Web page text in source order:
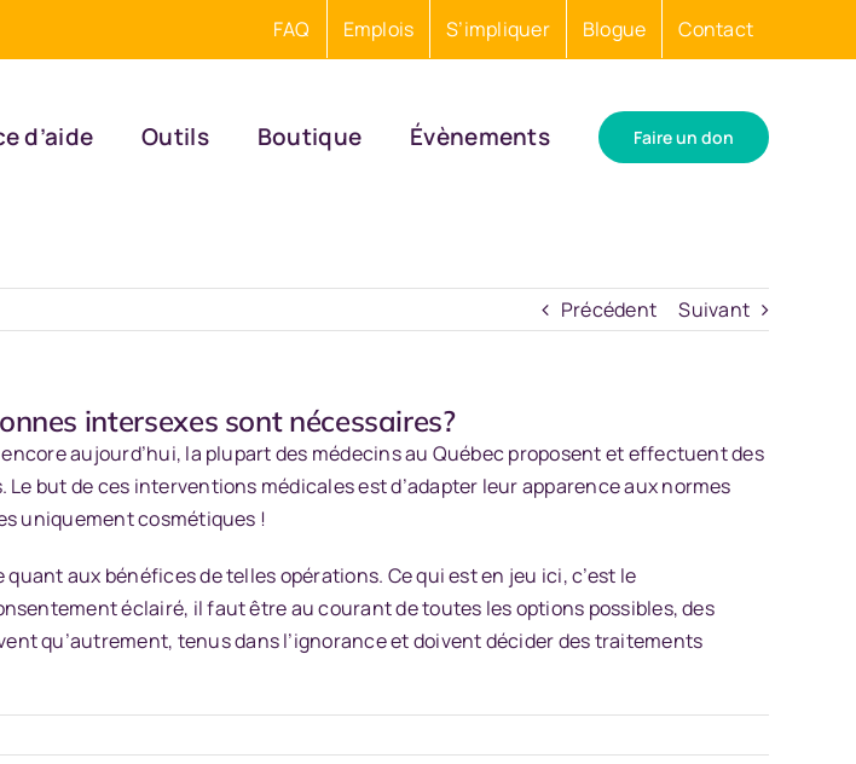
FAQ Emplois S’impliquer Blogue Contact
d’aide Outils Boutique Évènements Faire un don
Précédent Suivant
intersexes sont nécessaires?
aujourd’hui, la plupart des médecins au Québec proposent et effectuent des
but de ces interventions médicales est d’adapter leur apparence aux normes
uniquement cosmétiques !
aux bénéfices de telles opérations. Ce qui est en jeu ici, c’est le
éclairé, il faut être au courant de toutes les options possibles, des
qu’autrement, tenus dans l’ignorance et doivent décider des traitements